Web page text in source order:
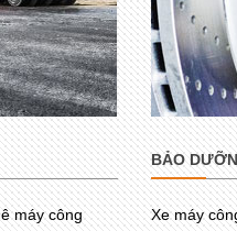
máy công
BẢO
Xe máy